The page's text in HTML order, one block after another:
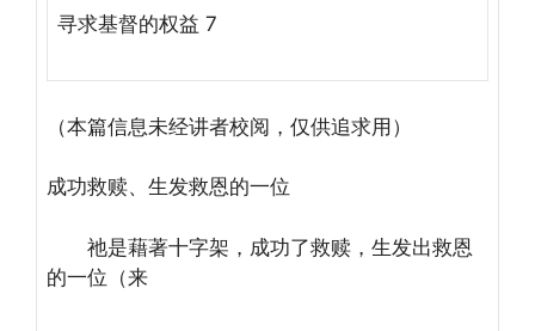
寻求基督的权益 7
（本篇信息未经讲者校阅，仅供追求用）
成功救赎、生发救恩的一位
祂是藉著十字架，成功了救赎，生发出救恩
的一位（来